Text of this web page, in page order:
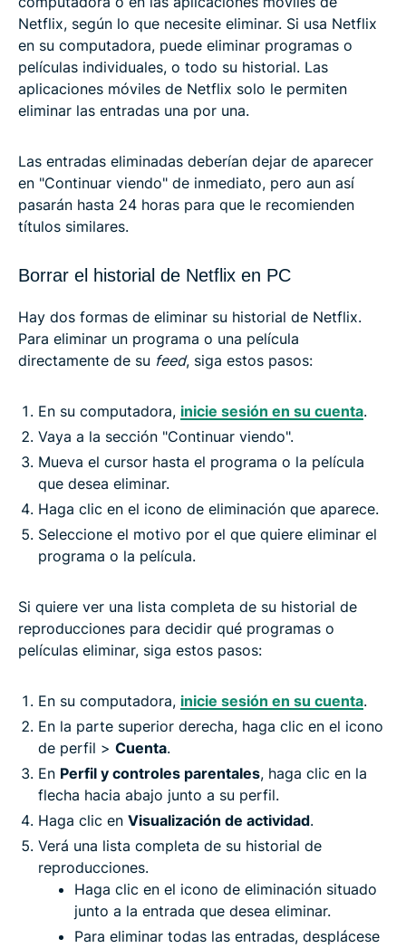
Netflix, según lo que necesite eliminar. Si usa Netflix
en su computadora, puede eliminar programas o
películas individuales, o todo su historial. Las
aplicaciones móviles de Netflix solo le permiten
eliminar las entradas una por una.
Las entradas eliminadas deberían dejar de aparecer
en "Continuar viendo" de inmediato, pero aun así
pasarán hasta 24 horas para que le recomienden
títulos similares.
Borrar el historial de Netflix en PC
Hay dos formas de eliminar su historial de Netflix.
Para eliminar un programa o una película
directamente de su feed, siga estos pasos:
En su computadora, inicie sesión en su cuenta.
Vaya a la sección "Continuar viendo".
Mueva el cursor hasta el programa o la película
que desea eliminar.
Haga clic en el icono de eliminación que aparece.
Seleccione el motivo por el que quiere eliminar el
programa o la película.
Si quiere ver una lista completa de su historial de
reproducciones para decidir qué programas o
películas eliminar, siga estos pasos:
En su computadora, inicie sesión en su cuenta.
En la parte superior derecha, haga clic en el icono
de perfil > Cuenta.
En Perfil y controles parentales, haga clic en la
flecha hacia abajo junto a su perfil.
Haga clic en Visualización de actividad.
Verá una lista completa de su historial de
reproducciones.
Haga clic en el icono de eliminación situado
junto a la entrada que desea eliminar.
Para eliminar todas las entradas, desplácese